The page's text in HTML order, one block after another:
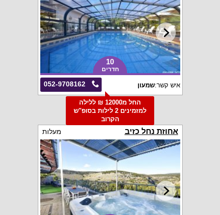
10
חדרים
052-9708162 איש קשר:שמעון
החל מ12000 ₪ ללילה
למזמינים 2 לילות בסופ"ש
הקרוב
אחוזת נחל כזיב מעלות